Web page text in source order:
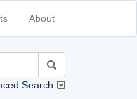
About
Search